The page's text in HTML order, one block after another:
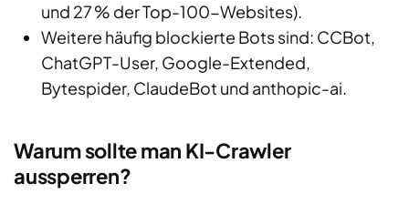
und 27 % der Top-100-Websites).
Weitere häufig blockierte Bots sind: CCBot,
ChatGPT-User, Google-Extended,
Bytespider, ClaudeBot und anthopic-ai.
Warumsollte man KI-Crawler
aussperren?